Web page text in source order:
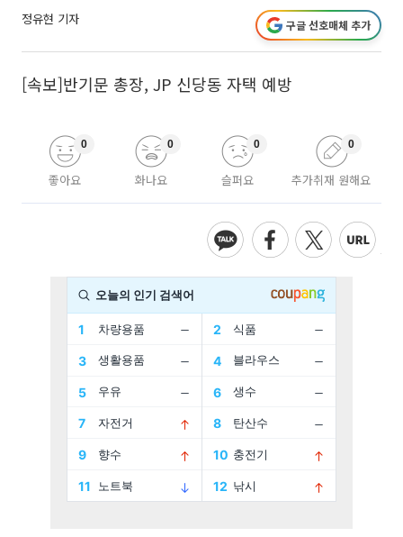
정유현 기자 구글 선호매체 추가
[속보]반기문 총장, JP 신당동 자택 예방
좋아요
0
화나요
0
슬퍼요
0
추가취재 원해요
0